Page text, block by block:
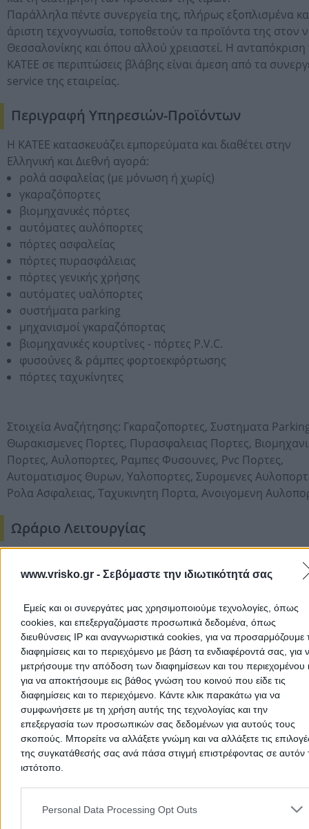
www.vrisko.gr - Σεβόμαστε την ιδιωτικότητά σας
Εμείς και οι συνεργάτες μας χρησιμοποιούμε τεχνολογίες, όπως
cookies, και επεξεργαζόμαστε προσωπικά δεδομένα, όπως
διευθύνσεις IP και αναγνωριστικά cookies, για να προσαρμόζουμε
διαφημίσεις και το περιεχόμενο με βάση τα ενδιαφέροντά σας, για
μετρήσουμε την απόδοση των διαφημίσεων και του περιεχομένου
για να αποκτήσουμε εις βάθος γνώση του κοινού που είδε τις
διαφημίσεις και το περιεχόμενο. Κάντε κλικ παρακάτω για να
συμφωνήσετε με τη χρήση αυτής της τεχνολογίας και την
επεξεργασία των προσωπικών σας δεδομένων για αυτούς τους
σκοπούς. Μπορείτε να αλλάξετε γνώμη και να αλλάξετε τις
της συγκατάθεσής σας ανά πάσα στιγμή επιστρέφοντας σε αυτόν
ιστότοπο.
Please note that this website/app uses one or more Google
and may gather and store information including but not limited to
Personal Data Processing Opt Outs
Παράλληλα πέντε συνεργεία της, πλήρως εξοπλισμένα
άριστη τεχνογνωσία, τοποθετούν τα προϊόντα της στον
Θεσσαλονίκης και όπου αλλού χρειαστεί. Η ανταπόκριση
ΚΑΤΕΕ σε περιπτώσεις βλάβης είναι άμεση από τα
service της εταιρείας.
Περιγραφή Υπηρεσιών-Προϊόντων
Η ΚΑΤΕΕ κατασκευάζει εμπορεύματα και διαθέτει στην
Ελληνική και Διεθνή αγορά:
ρολά ασφαλείας (με μόνωση ή χωρίς)
γκαραζόπορτες
βιομηχανικές πόρτες
αυτόματες αυλόπορτες
πόρτες ασφαλείας
πόρτες πυρασφάλειας
πόρτες γενικής χρήσης
αυτόματες υαλόπορτες
συστήματα parking
μηχανισμοί γκαραζόπορτας
βιομηχανικές κουρτίνες - πόρτες P.V.C.
φυσούνες & ράμπες φορτοεκφόρτωσης
πόρτες ταχυκίνητες
Στοιχεία Αναζήτησης: Γκαραζοπορτες, Συστηματα
Θωρακισμενες Πορτες, Πυρασφαλειας Πορτες,
Πορτες, Αυλοπορτες, Ραμπες Φυσουνες, Pvc Πορτες,
Αυτοματισμος Θυρων, Υαλοπορτες, Συρομενες
Ρολα Ασφαλειας, Ταχυκινητη Πορτα, Ανοιγομενη
Ωράριο Λειτουργίας
Όλη την Ελλάδα
Τρόποι πληρωμής
Με πιστωτική κάρτα
Με μετρητά στην έδρα της επιχείρησης
Πιστωτικές Κάρτες
Διακρίσεις - Βραβεία - Πιστοποιήσεις
ISO 9001:2015